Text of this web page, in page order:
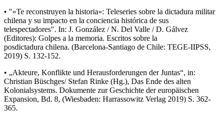
• "«Te reconstruyen la historia»: Teleseries sobre la dictadura militar
chilena y su impacto en la conciencia histórica de sus
telespectadores". In: J. González / N. Del Valle / D. Gálvez
(Editores): Golpes a la memoria. Escritos sobre la
posdictadura chilena. (Barcelona-Santiago de Chile: TEGE-IIPSS,
2019) S. 132-152.
• „Akteure, Konflikte und Herausforderungen der Juntas“, in:
Christian Büschges/ Stefan Rinke (Hg.), Das Ende des alten
Kolonialsystems. Dokumente zur Geschichte der europäischen
Expansion, Bd. 8, (Wiesbaden: Harrassowitz Verlag 2019) S. 362-
365.